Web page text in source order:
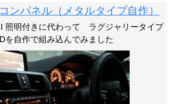
ンパネル（メタルタイプ自作）
照明付きに代わって ラグジャリータイプ
を自作で組み込んでみました